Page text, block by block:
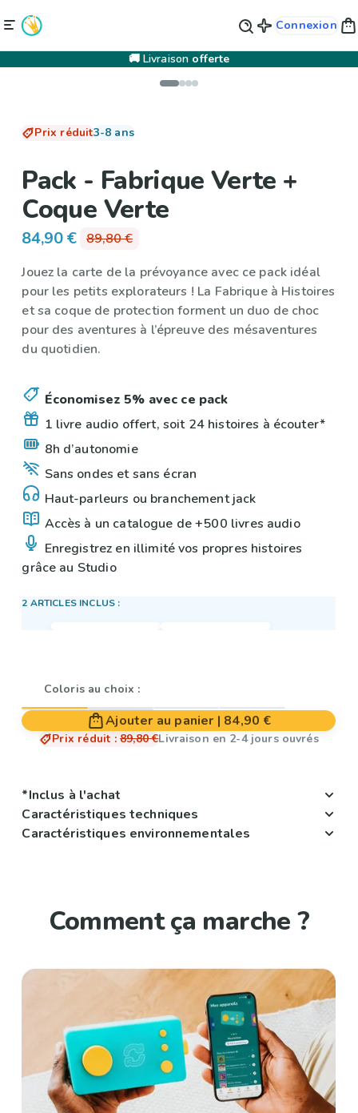
Connexion
🚚 Livraison offerte
Prix réduit3-8 ans
Pack - Fabrique Verte +
Coque Verte
84,90 € 89,80 €
Jouez la carte de la prévoyance avec ce pack idéal
pour les petits explorateurs ! La Fabrique à Histoires
et sa coque de protection forment un duo de choc
pour des aventures à l’épreuve des mésaventures
du quotidien.
Économisez 5% avec ce pack
1 livre audio offert, soit 24 histoires à écouter*
8h d’autonomie
Sans ondes et sans écran
Haut-parleurs ou branchement jack
Accès à un catalogue de +500 livres audio
Enregistrez en illimité vos propres histoires
grâce au Studio
2 ARTICLES INCLUS :
Coloris au choix :
Ajouter au panier | 84,90 €
Prix réduit : 89,80 €Livraison en 2-4 jours ouvrés
*Inclus à l'achat
Caractéristiques techniques
Caractéristiques environnementales
Comment ça marche ?